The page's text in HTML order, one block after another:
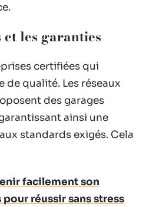
les garanties
certifiées qui
de qualité. Les réseaux
des garages
ainsi une
standards exigés. Cela
facilement son
pour réussir sans stress